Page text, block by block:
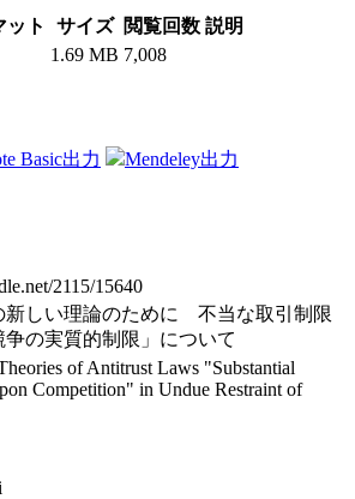
ット サイズ 閲覧回数 説明
1.69 MB 7,008
Basic出力 Mendeley出力
2115/15640
新しい理論のために 不当な取引制限
争の実質的制限」について
of Antitrust Laws "Substantial
Competition" in Undue Restraint of